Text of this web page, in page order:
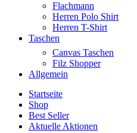
Flachmann
Herren Polo Shirt
Herren T-Shirt
Taschen
Canvas Taschen
Filz Shopper
Allgemein
Startseite
Shop
Best Seller
Aktuelle Aktionen